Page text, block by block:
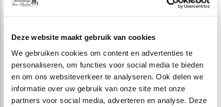
Deze website maakt gebruik van cookies
We gebruiken cookies om content en advertenties te
personaliseren, om functies voor social media te bieden
en om ons websiteverkeer te analyseren. Ook delen we
informatie over uw gebruik van onze site met onze
partners voor social media, adverteren en analyse. Deze
Meld je aan voor onze
nieuwsbrief
Ontvang de nieuwste aanbiedingen en promoties